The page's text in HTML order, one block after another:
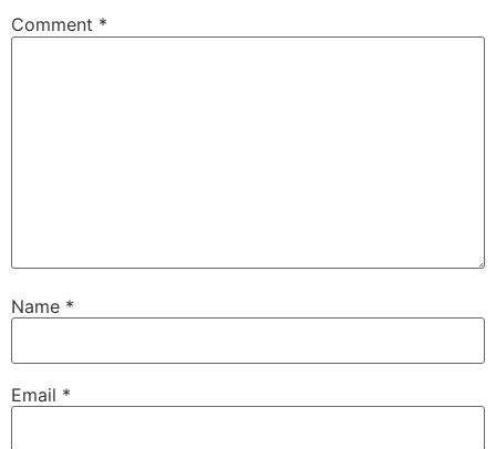
Comment *
Name *
Email *